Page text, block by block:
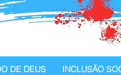
DE DEUS INCLUSÃO